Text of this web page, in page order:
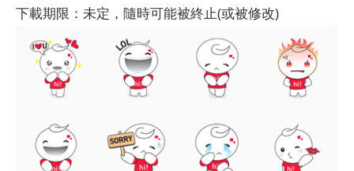
下載期限：未定，隨時可能被終止(或被修改)